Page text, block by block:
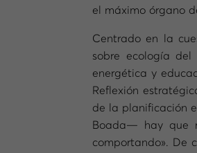
el máximo órgano
Centrado en la
sobre ecología
energética y
Reflexión
de la planificación
Boada— hay que
comportando». De